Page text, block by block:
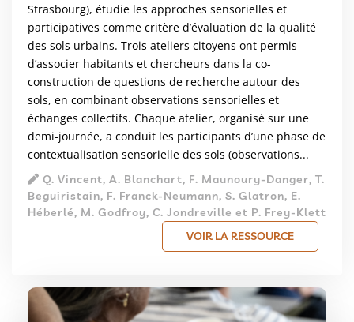
Strasbourg), étudie les approches sensorielles et
participatives comme critère d’évaluation de la qualité
des sols urbains. Trois ateliers citoyens ont permis
d’associer habitants et chercheurs dans la co-
construction de questions de recherche autour des
sols, en combinant observations sensorielles et
échanges collectifs. Chaque atelier, organisé sur une
demi-journée, a conduit les participants d’une phase de
contextualisation sensorielle des sols (observations...
Q. Vincent, A. Blanchart, F. Maunoury-Danger, T.
Beguiristain, F. Franck-Neumann, S. Glatron, E.
Héberlé, M. Godfroy, C. Jondreville et P. Frey-Klett
VOIR LA RESSOURCE